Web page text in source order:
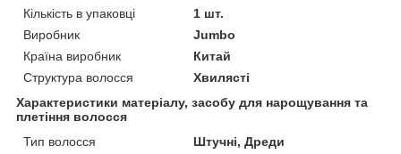
Кількість в упаковці
1 шт.
Виробник
Jumbo
Країна виробник
Китай
Структура волосся
Хвилясті
Характеристики матеріалу, засобу для нарощування та
плетіння волосся
Тип волосся
Штучні, Дреди